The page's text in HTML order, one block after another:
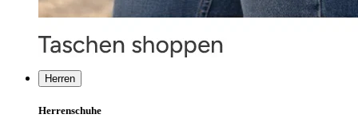
Herren
Herrenschuhe